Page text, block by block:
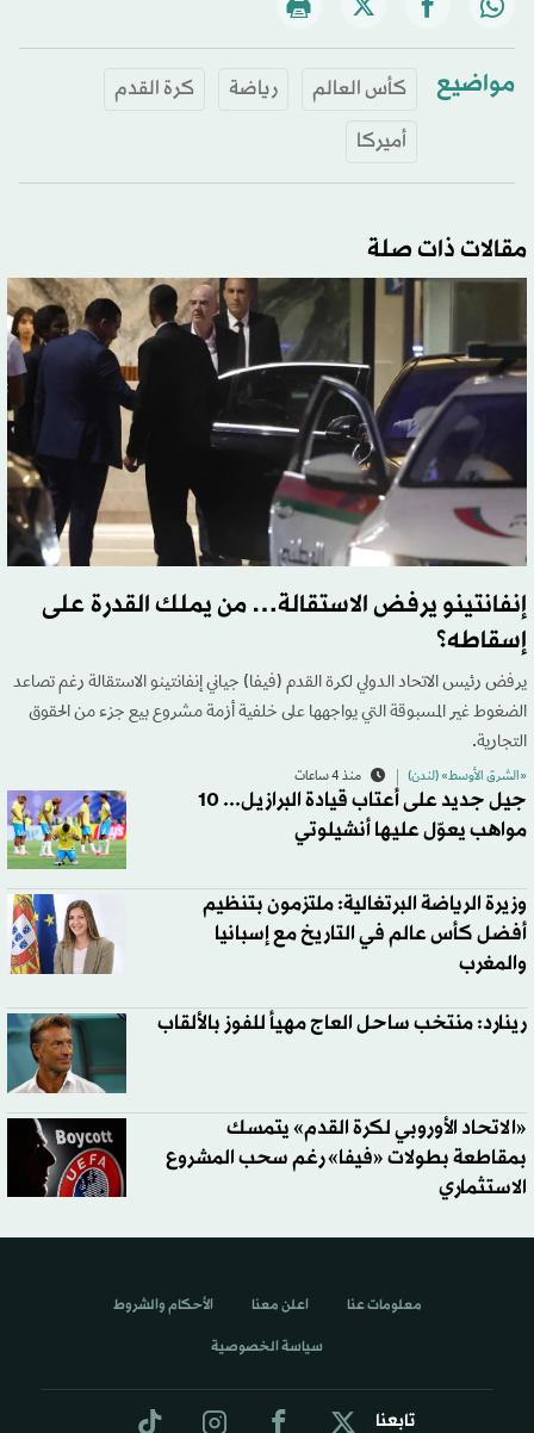
مواضيع كأس العالم رياضة
كرة القدم
أميركا
مقالات ذات صلة
إنفانتينو يرفض الاستقالة… من يملك القدرة على
إسقاطه؟
يرفض رئيس الاتحاد الدولي لكرة القدم (فيفا) جياني إنفانتينو الاستقالة رغم تصاعد
الضغوط غير المسبوقة التي يواجهها على خلفية أزمة مشروع بيع جزء من الحقوق
التجارية.
«الشرق الأوسط» (لندن) منذ 4 ساعات
جيل جديد على أعتاب قيادة البرازيل... 10
مواهب يعوّل عليها أنشيلوتي
وزيرة الرياضة البرتغالية: ملتزمون بتنظيم
أفضل كأس عالم في التاريخ مع إسبانيا
والمغرب
رينارد: منتخب ساحل العاج مهيأ للفوز بالألقاب
«الاتحاد الأوروبي لكرة القدم» يتمسك
بمقاطعة بطولات «فيفا» رغم سحب المشروع
الاستثماري
تابعنا
معلومات عنا اعلن معنا الأحكام والشروط
سياسة الخصوصية